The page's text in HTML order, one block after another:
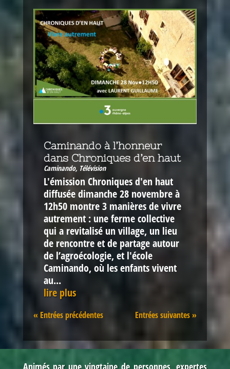
Caminando à l’honneur
dans Chroniques d’en haut
Caminando, Télévision
L'émission Chroniques d'en haut
diffusée dimanche 28 novembre à
12h50 montre 3 manières de vivre
autrement : une ferme collective
qui a revitalisé un village, un lieu
de rencontre et de partage autour
de l’agroécologie, et l'école
Caminando, où les enfants vivent
au...
lire plus
« Entrées précédentes Entrées suivantes »